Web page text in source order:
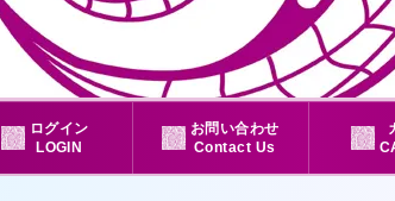
ログイン
LOGIN
お問い合わせ
Contact Us